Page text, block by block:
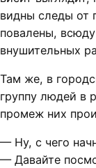
видны следы от
повалены,
внушительных
Там же, в
группу людей в
промеж них
— Ну, с чего
— Давайте